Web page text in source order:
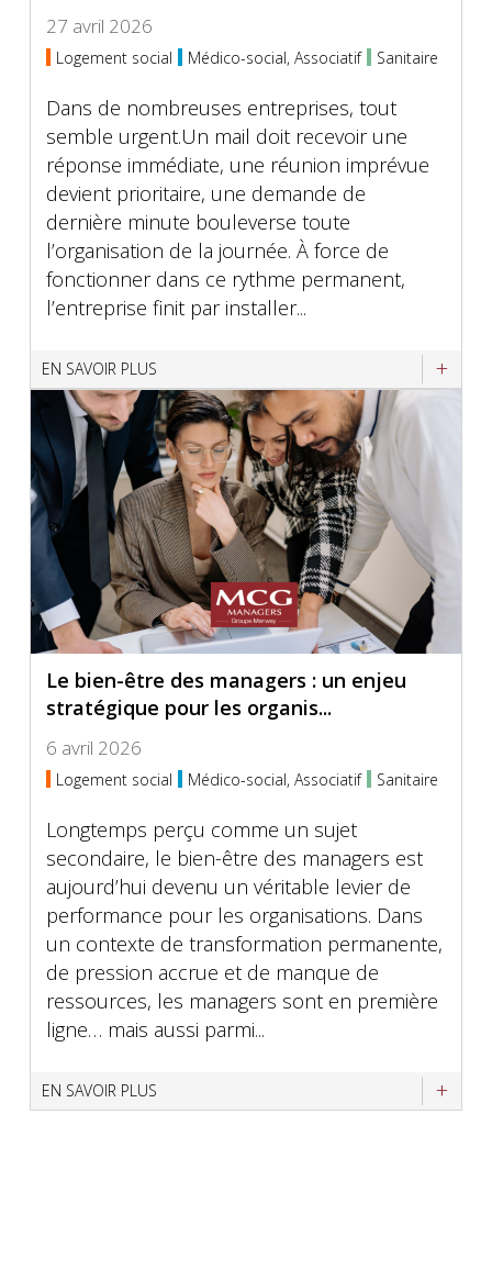
27 avril 2026
Logement social Médico-social, Associatif Sanitaire
Dans de nombreuses entreprises, tout
semble urgent.Un mail doit recevoir une
réponse immédiate, une réunion imprévue
devient prioritaire, une demande de
dernière minute bouleverse toute
l’organisation de la journée. À force de
fonctionner dans ce rythme permanent,
l’entreprise finit par installer...
EN SAVOIR PLUS
Le bien-être des managers : un enjeu
stratégique pour les organis...
6 avril 2026
Logement social Médico-social, Associatif Sanitaire
Longtemps perçu comme un sujet
secondaire, le bien-être des managers est
aujourd’hui devenu un véritable levier de
performance pour les organisations. Dans
un contexte de transformation permanente,
de pression accrue et de manque de
ressources, les managers sont en première
ligne… mais aussi parmi...
EN SAVOIR PLUS